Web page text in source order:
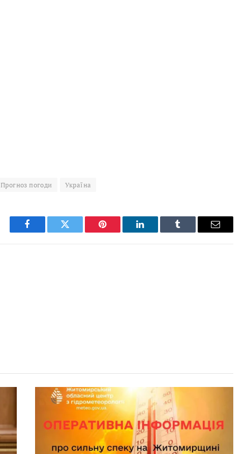
Прогноз погоди Україна
Facebook Twitter Pinterest LinkedIn Tumblr Email